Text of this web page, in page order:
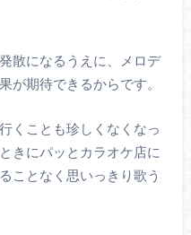
散になるうえに、メロデ
が期待できるからです。
くことも珍しくなくなっ
きにパッとカラオケ店に
ことなく思いっきり歌う